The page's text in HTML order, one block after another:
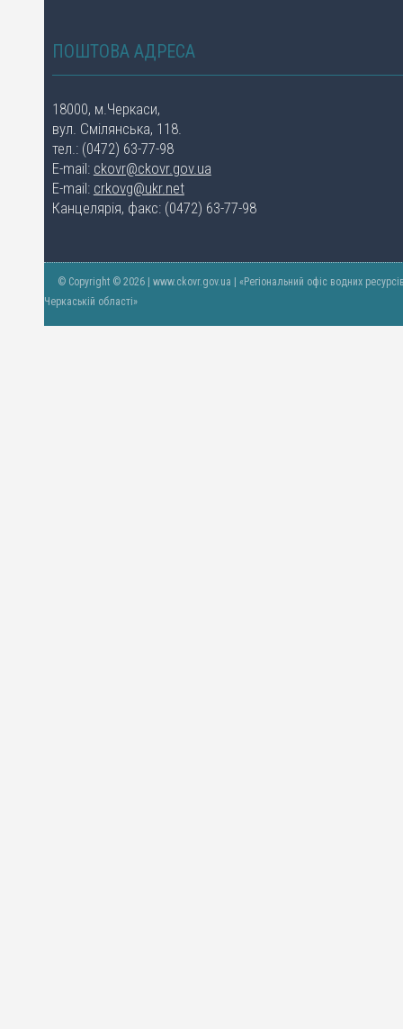
ПОШТОВА АДРЕСА
18000, м.Черкаси,
вул. Смілянська, 118.
тел.: (0472) 63-77-98
E-mail: ckovr@ckovr.gov.ua
E-mail: crkovg@ukr.net
Канцелярія, факс: (0472) 63-77-98
© Copyright © 2026 | www.ckovr.gov.ua | «Регіональний офіс водних
Черкаській області»